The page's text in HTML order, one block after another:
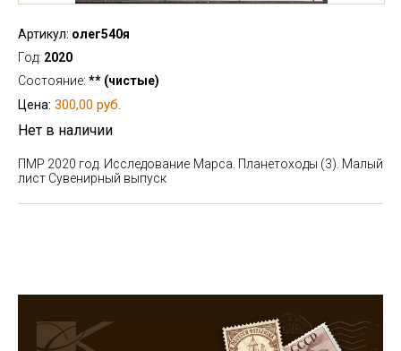
Артикул: олег540я
Год: 2020
Состояние: ** (чистые)
Цена: 300,00 руб.
Нет в наличии
ПМР 2020 год. Исследование Марса. Планетоходы (3). Малый
лист Сувенирный выпуск